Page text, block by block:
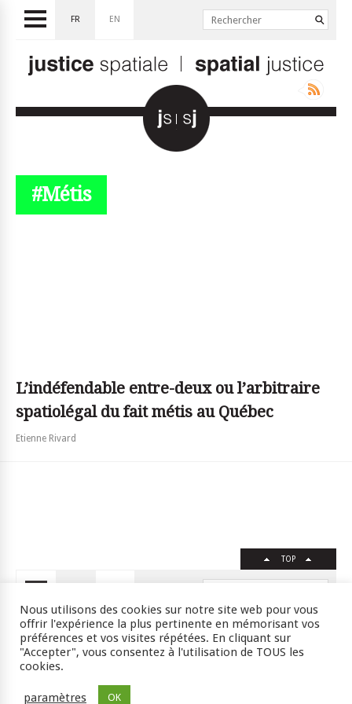
FR EN
#Métis
L’indéfendable entre-deux ou l’arbitraire
spatiolégal du fait métis au Québec
Etienne Rivard
TOP
Crédits RSS Plan du site
ISSN : 2105-0392 l © 2009 JSSJ
Nous utilisons des cookies sur notre site web pour vous
offrir l'expérience la plus pertinente en mémorisant vos
préférences et vos visites répétées. En cliquant sur
"Accepter", vous consentez à l'utilisation de TOUS les
cookies.
paramètres OK